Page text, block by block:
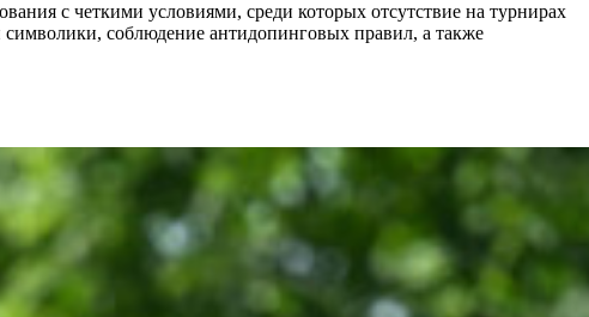
с четкими условиями, среди которых отсутствие на турнирах
символики, соблюдение антидопинговых правил, а также